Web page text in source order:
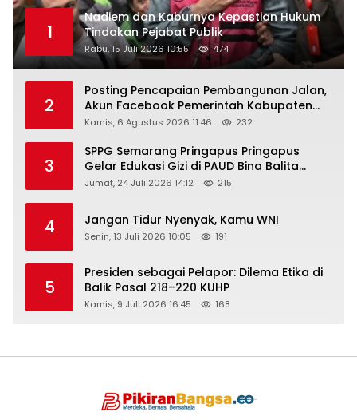
1
Nadiem dan Kaburnya Kepastian Hukum
Tindakan Pejabat Publik
Rabu, 15 Juli 2026 10:55 474
2
Posting Pencapaian Pembangunan Jalan,
Akun Facebook Pemerintah Kabupaten
Rembang “Dirujak” Warganet
Kamis, 6 Agustus 2026 11:46 232
3
SPPG Semarang Pringapus Pringapus
Gelar Edukasi Gizi di PAUD Bina Balita
Peringati Hari Anak Nasional 2026
Jumat, 24 Juli 2026 14:12 215
4 Jangan Tidur Nyenyak, Kamu WNI
Senin, 13 Juli 2026 10:05 191
5
Presiden sebagai Pelapor: Dilema Etika di
Balik Pasal 218–220 KUHP
Kamis, 9 Juli 2026 16:45 168